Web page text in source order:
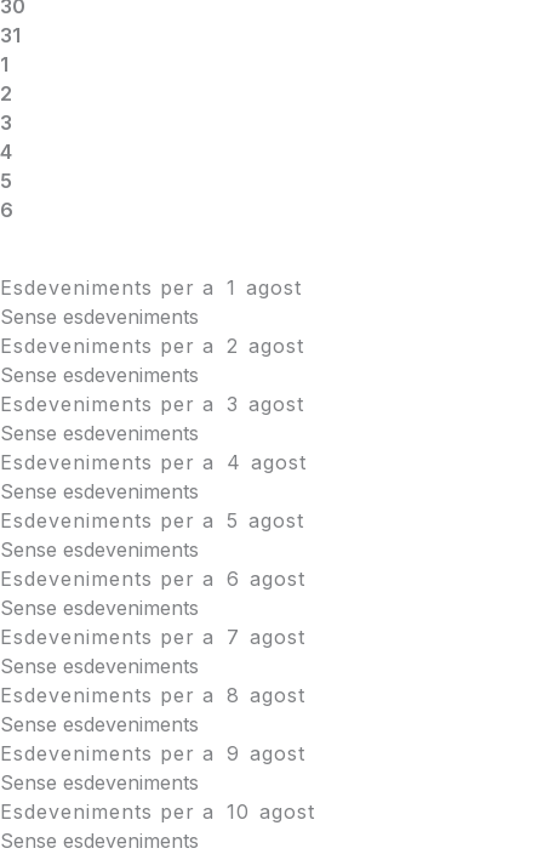
30
31
1
2
3
4
5
6
Esdeveniments per a 1 agost
Sense esdeveniments
Esdeveniments per a
2 agost
Sense esdeveniments
Esdeveniments per a 3 agost
Sense esdeveniments
Esdeveniments per a
4 agost
Sense esdeveniments
Esdeveniments per a 5 agost
Sense esdeveniments
Esdeveniments per a 6 agost
Sense esdeveniments
Esdeveniments per a
7 agost
Sense esdeveniments
Esdeveniments per a 8 agost
Sense esdeveniments
Esdeveniments per a 9 agost
Sense esdeveniments
Esdeveniments per a 10 agost
Sense esdeveniments